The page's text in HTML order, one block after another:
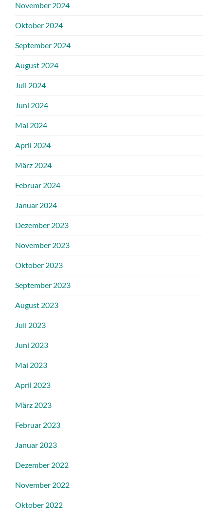
November 2024
Oktober 2024
September 2024
August 2024
Juli 2024
Juni 2024
Mai 2024
April 2024
März 2024
Februar 2024
Januar 2024
Dezember 2023
November 2023
Oktober 2023
September 2023
August 2023
Juli 2023
Juni 2023
Mai 2023
April 2023
März 2023
Februar 2023
Januar 2023
Dezember 2022
November 2022
Oktober 2022